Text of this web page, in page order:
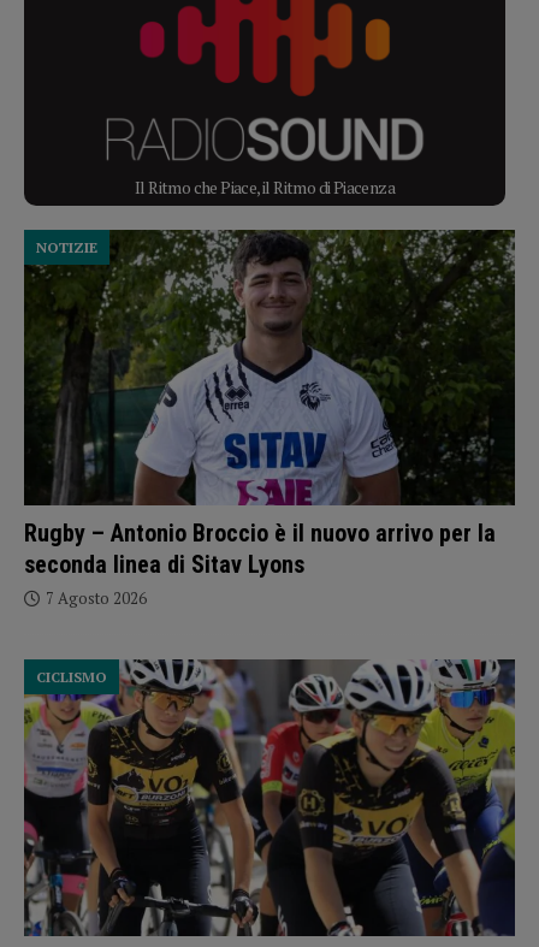
Il Ritmo che Piace, il Ritmo di Piacenza
Rugby – Antonio Broccio è il nuovo arrivo per la
seconda linea di Sitav Lyons
NOTIZIE
7 Agosto 2026
CICLISMO